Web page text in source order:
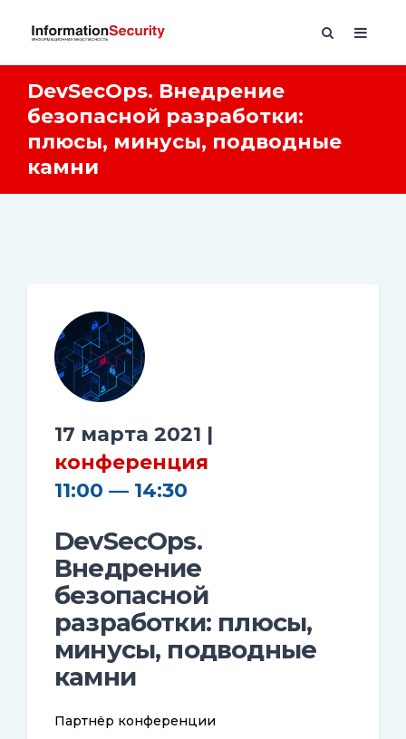
DevSecOps. Внедрение
безопасной разработки:
плюсы, минусы, подводные
камни
17 марта 2021 |
конференция
11:00 — 14:30
DevSecOps.
Внедрение
безопасной
разработки: плюсы,
минусы, подводные
камни
Партнёр конференции